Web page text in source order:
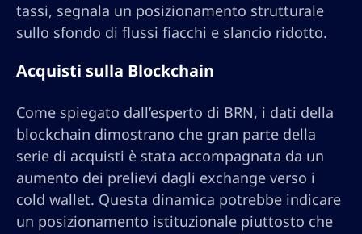
tassi, segnala un posizionamento strutturale
sullo sfondo di flussi fiacchi e slancio ridotto.
Acquisti sulla Blockchain
Come spiegato dall’esperto di BRN, i dati della
blockchain dimostrano che gran parte della
serie di acquisti è stata accompagnata da un
aumento dei prelievi dagli exchange verso i
cold wallet. Questa dinamica potrebbe indicare
un posizionamento istituzionale piuttosto che